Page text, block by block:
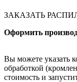
ЗАКАЗАТЬ
Оформить
Вы можете указать
обработкой
стоимость и